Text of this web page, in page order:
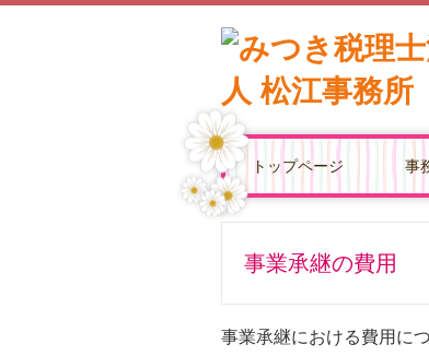
トップページ 事
事業承
事業承継における費用に